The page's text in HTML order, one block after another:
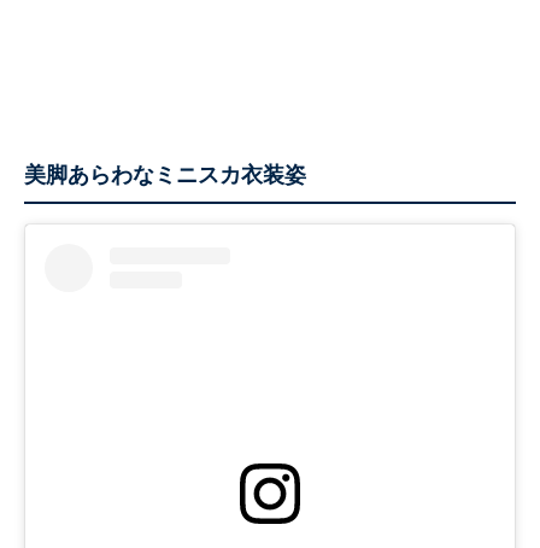
美脚あらわなミニスカ衣装姿